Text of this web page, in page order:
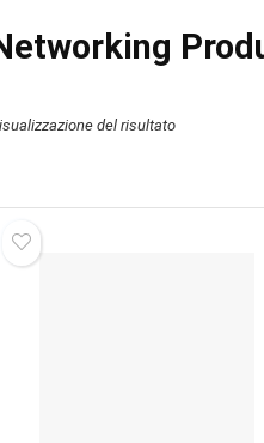
del risultato